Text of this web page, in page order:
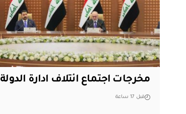
مخرجات اجتماع ائتلاف ادارة الدولة
قبل 17 ساعة